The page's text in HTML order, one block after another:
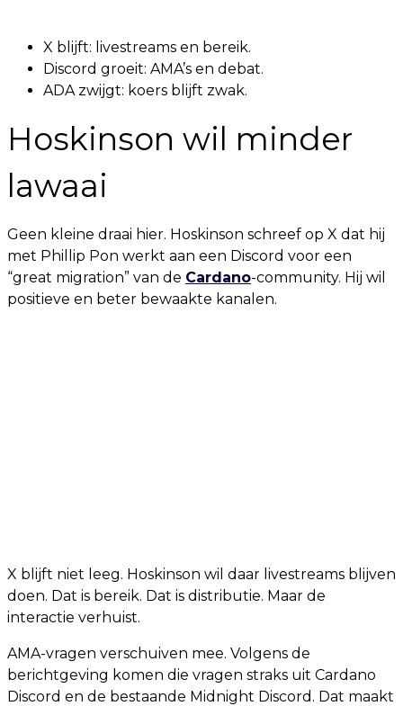
X blijft: livestreams en bereik.
Discord groeit: AMA’s en debat.
ADA zwijgt: koers blijft zwak.
Hoskinson wil minder
lawaai
Geen kleine draai hier. Hoskinson schreef op X dat hij
met Phillip Pon werkt aan een Discord voor een
“great migration” van de Cardano-community. Hij wil
positieve en beter bewaakte kanalen.
X blijft niet leeg. Hoskinson wil daar livestreams blijven
doen. Dat is bereik. Dat is distributie. Maar de
interactie verhuist.
AMA-vragen verschuiven mee. Volgens de
berichtgeving komen die vragen straks uit Cardano
Discord en de bestaande Midnight Discord. Dat maakt